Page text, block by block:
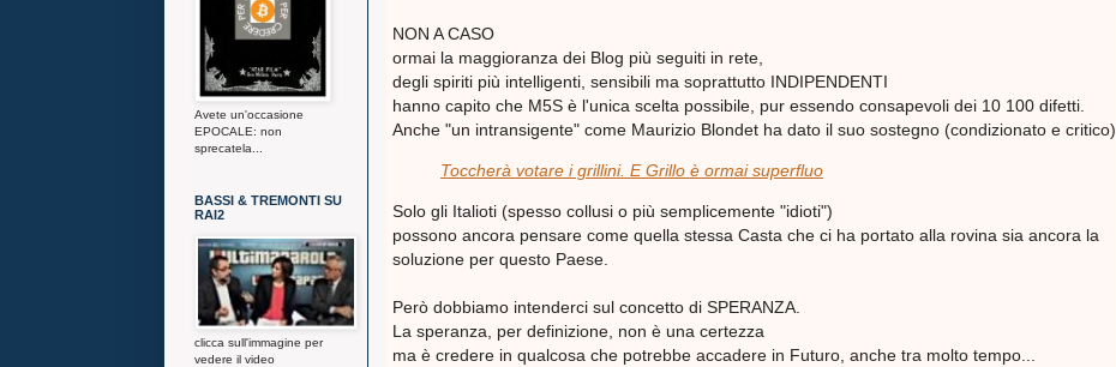
NON A CASO
ormai la maggioranza dei Blog più seguiti in rete,
degli spiriti più intelligenti, sensibili ma soprattutto INDIPENDENTI
hanno capito che M5S è l'unica scelta possibile, pur essendo consapevoli dei 10 100 difetti.
Anche "un intransigente" come Maurizio Blondet ha dato il suo sostegno (condizionato e critico)
Toccherà votare i grillini. E Grillo è ormai superfluo
Solo gli Italioti (spesso collusi o più semplicemente "idioti")
possono ancora pensare come quella stessa Casta che ci ha portato alla rovina sia ancora la
soluzione per questo Paese.
Però dobbiamo intenderci sul concetto di SPERANZA.
La speranza, per definizione, non è una certezza
ma è credere in qualcosa che potrebbe accadere in Futuro, anche tra molto tempo...
Avete un'occasione
EPOCALE: non
sprecatela...
BASSI & TREMONTI SU
RAI2
clicca sull'immagine per
vedere il video